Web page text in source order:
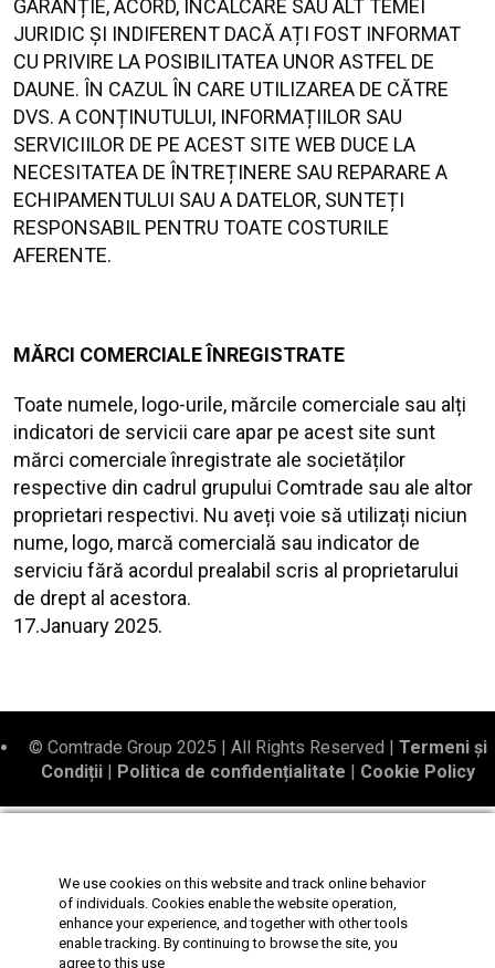
GARANȚIE, ACORD, ÎNCĂLCARE SAU ALT TEMEI
JURIDIC ȘI INDIFERENT DACĂ AȚI FOST INFORMAT
CU PRIVIRE LA POSIBILITATEA UNOR ASTFEL DE
DAUNE. ÎN CAZUL ÎN CARE UTILIZAREA DE CĂTRE
DVS. A CONȚINUTULUI, INFORMAȚIILOR SAU
SERVICIILOR DE PE ACEST SITE WEB DUCE LA
NECESITATEA DE ÎNTREȚINERE SAU REPARARE A
ECHIPAMENTULUI SAU A DATELOR, SUNTEȚI
RESPONSABIL PENTRU TOATE COSTURILE
AFERENTE.
MĂRCI COMERCIALE ÎNREGISTRATE
Toate numele, logo-urile, mărcile comerciale sau alți
indicatori de servicii care apar pe acest site sunt
mărci comerciale înregistrate ale societăților
respective din cadrul grupului Comtrade sau ale altor
proprietari respectivi. Nu aveți voie să utilizați niciun
nume, logo, marcă comercială sau indicator de
serviciu fără acordul prealabil scris al proprietarului
de drept al acestora.
17.January 2025.
© Comtrade Group 2025 | All Rights Reserved | Termeni și
Condiții| Politica de confidențialitate | Cookie Policy
Ελληνικά(Greacă) Magyar(Ungară
македонски(Macedoniană)
Română
We use cookies on this website and track online behavior
of individuals. Cookies enable the website operation,
enhance your experience, and together with other tools
enable tracking. By continuing to browse the site, you
agree to this use